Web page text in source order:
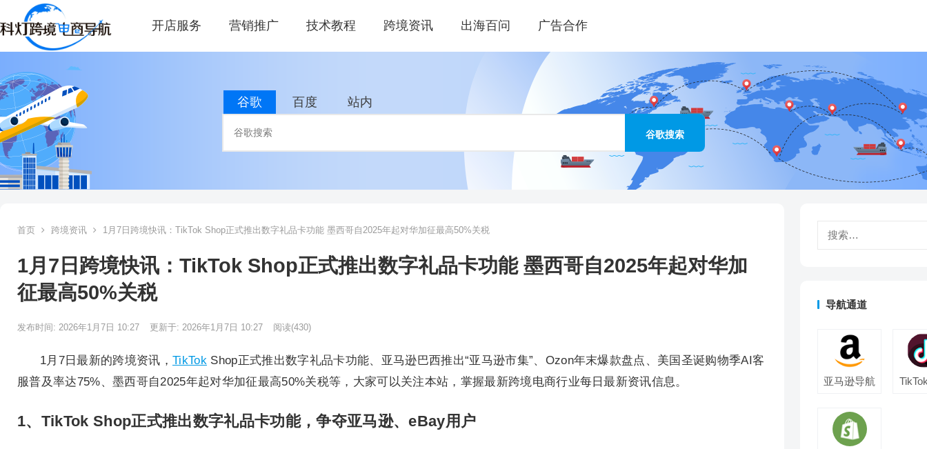
开店服务 营销推广 技术教程 跨境资讯 出海百问 广告合作
谷歌 百度 站内
首页 跨境资讯 1月7日跨境快讯：TikTok Shop正式推出数字礼品卡功能 墨西哥自2025年起对华加征最高50%关税
1月7日跨境快讯：TikTok Shop正式推出数字礼品卡功能 墨西哥自2025年起对华加
征最高50%关税
发布时间: 2026年1月7日 10:27 更新于: 2026年1月7日 10:27 阅读(430)
1月7日最新的跨境资讯， TikTok Shop正式推出数字礼品卡功能、亚马逊巴西推出“亚马逊市集”、Ozon年末爆款盘点、美国圣诞购物季AI客
服普及率达75%、墨西哥自2025年起对华加征最高50%关税等，大家可以关注本站，掌握最新跨境电商行业每日最新资讯信息。
1、TikTok Shop正式推出数字礼品卡功能，争夺亚马逊、eBay用户
导航通道
亚马逊导航